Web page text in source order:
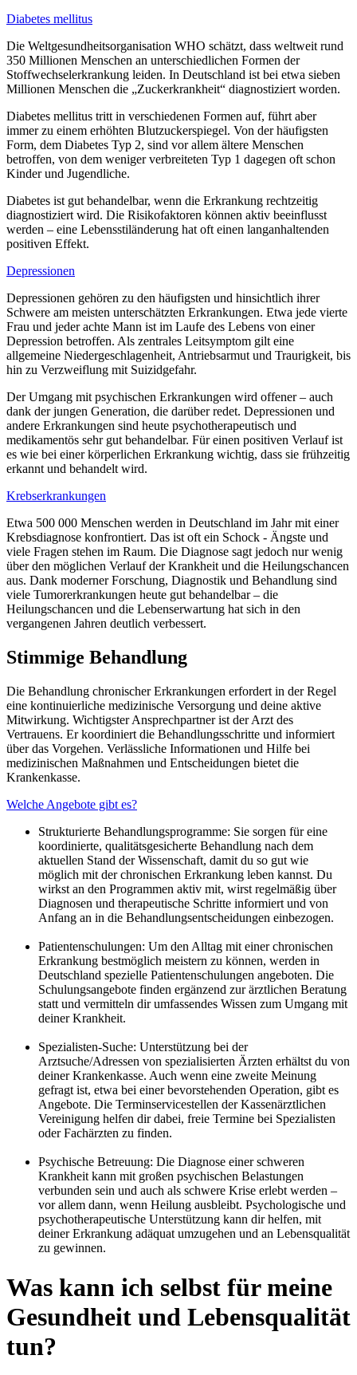
Diabetes mellitus
Die Weltgesundheitsorganisation WHO schätzt, dass weltweit rund
350 Millionen Menschen an unterschiedlichen Formen der
Stoffwechselerkrankung leiden. In Deutschland ist bei etwa sieben
Millionen Menschen die „Zuckerkrankheit“ diagnostiziert worden.
Diabetes mellitus tritt in verschiedenen Formen auf, führt aber
immer zu einem erhöhten Blutzuckerspiegel. Von der häufigsten
Form, dem Diabetes Typ 2, sind vor allem ältere Menschen
betroffen, von dem weniger verbreiteten Typ 1 dagegen oft schon
Kinder und Jugendliche.
Diabetes ist gut behandelbar, wenn die Erkrankung rechtzeitig
diagnostiziert wird. Die Risikofaktoren können aktiv beeinflusst
werden – eine Lebensstiländerung hat oft einen langanhaltenden
positiven Effekt.
Depressionen
Depressionen gehören zu den häufigsten und hinsichtlich ihrer
Schwere am meisten unterschätzten Erkrankungen. Etwa jede vierte
Frau und jeder achte Mann ist im Laufe des Lebens von einer
Depression betroffen. Als zentrales Leitsymptom gilt eine
allgemeine Niedergeschlagenheit, Antriebsarmut und Traurigkeit, bis
hin zu Verzweiflung mit Suizidgefahr.
Der Umgang mit psychischen Erkrankungen wird offener – auch
dank der jungen Generation, die darüber redet. Depressionen und
andere Erkrankungen sind heute psychotherapeutisch und
medikamentös sehr gut behandelbar. Für einen positiven Verlauf ist
es wie bei einer körperlichen Erkrankung wichtig, dass sie frühzeitig
erkannt und behandelt wird.
Krebserkrankungen
Etwa 500 000 Menschen werden in Deutschland im Jahr mit einer
Krebsdiagnose konfrontiert. Das ist oft ein Schock - Ängste und
viele Fragen stehen im Raum. Die Diagnose sagt jedoch nur wenig
über den möglichen Verlauf der Krankheit und die Heilungschancen
aus. Dank moderner Forschung, Diagnostik und Behandlung sind
viele Tumorerkrankungen heute gut behandelbar – die
Heilungschancen und die Lebenserwartung hat sich in den
vergangenen Jahren deutlich verbessert.
Stimmige Behandlung
Die Behandlung chronischer Erkrankungen erfordert in der Regel
eine kontinuierliche medizinische Versorgung und deine aktive
Mitwirkung. Wichtigster Ansprechpartner ist der Arzt des
Vertrauens. Er koordiniert die Behandlungsschritte und informiert
über das Vorgehen. Verlässliche Informationen und Hilfe bei
medizinischen Maßnahmen und Entscheidungen bietet die
Krankenkasse.
Welche Angebote gibt es?
Strukturierte Behandlungsprogramme: Sie sorgen für eine
koordinierte, qualitätsgesicherte Behandlung nach dem
aktuellen Stand der Wissenschaft, damit du so gut wie
möglich mit der chronischen Erkrankung leben kannst. Du
wirkst an den Programmen aktiv mit, wirst regelmäßig über
Diagnosen und therapeutische Schritte informiert und von
Anfang an in die Behandlungsentscheidungen einbezogen.
Patientenschulungen: Um den Alltag mit einer chronischen
Erkrankung bestmöglich meistern zu können, werden in
Deutschland spezielle Patientenschulungen angeboten. Die
Schulungsangebote finden ergänzend zur ärztlichen Beratung
statt und vermitteln dir umfassendes Wissen zum Umgang mit
deiner Krankheit.
Spezialisten-Suche: Unterstützung bei der
Arztsuche/Adressen von spezialisierten Ärzten erhältst du von
deiner Krankenkasse. Auch wenn eine zweite Meinung
gefragt ist, etwa bei einer bevorstehenden Operation, gibt es
Angebote. Die Terminservicestellen der Kassenärztlichen
Vereinigung helfen dir dabei, freie Termine bei Spezialisten
oder Fachärzten zu finden.
Psychische Betreuung: Die Diagnose einer schweren
Krankheit kann mit großen psychischen Belastungen
verbunden sein und auch als schwere Krise erlebt werden –
vor allem dann, wenn Heilung ausbleibt. Psychologische und
psychotherapeutische Unterstützung kann dir helfen, mit
deiner Erkrankung adäquat umzugehen und an Lebensqualität
zu gewinnen.
Was kann ich selbst für meine
Gesundheit und Lebensqualität
tun?